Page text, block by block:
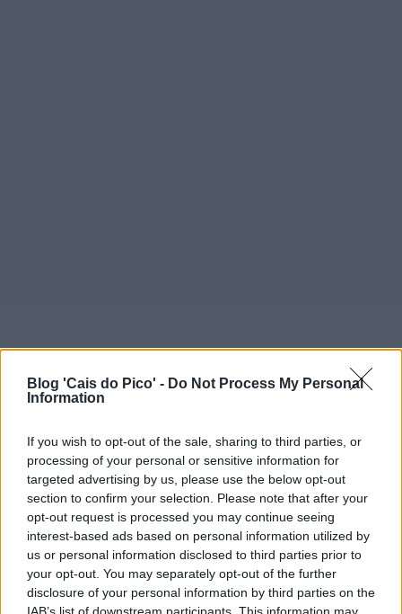
Blog 'Cais do Pico' - Do Not Process My Personal
Information
If you wish to opt-out of the sale, sharing to third parties, or
processing of your personal or sensitive information for
targeted advertising by us, please use the below opt-out
section to confirm your selection. Please note that after your
opt-out request is processed you may continue seeing
interest-based ads based on personal information utilized by
us or personal information disclosed to third parties prior to
your opt-out. You may separately opt-out of the further
disclosure of your personal information by third parties on the
IAB’s list of downstream participants. This information may